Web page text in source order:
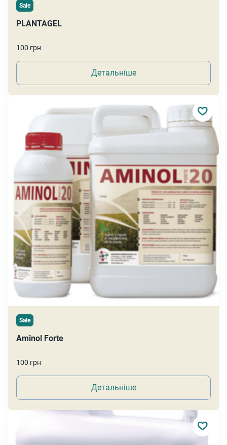
Sale
PLANTAGEL
100 грн
Детальніше
Sale
Aminol Forte
100 грн
Детальніше